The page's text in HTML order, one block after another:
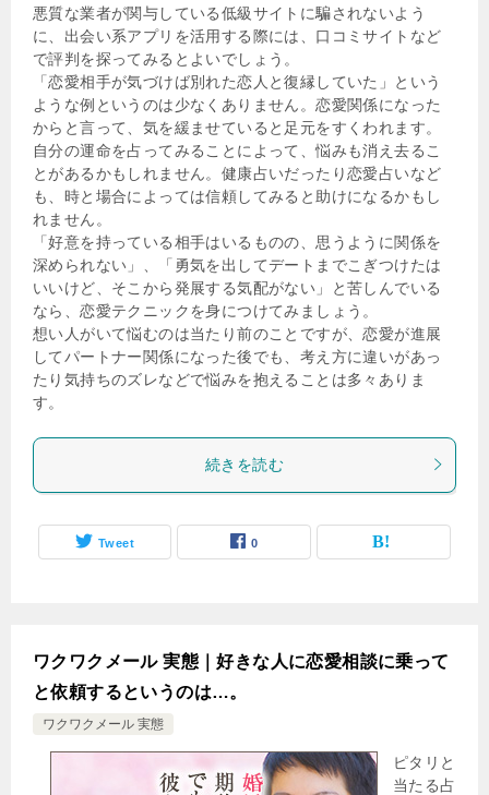
悪質な業者が関与している低級サイトに騙されないよう
に、出会い系アプリを活用する際には、口コミサイトなど
で評判を探ってみるとよいでしょう。
「恋愛相手が気づけば別れた恋人と復縁していた」という
ような例というのは少なくありません。恋愛関係になった
からと言って、気を緩ませていると足元をすくわれます。
自分の運命を占ってみることによって、悩みも消え去るこ
とがあるかもしれません。健康占いだったり恋愛占いなど
も、時と場合によっては信頼してみると助けになるかもし
れません。
「好意を持っている相手はいるものの、思うように関係を
深められない」、「勇気を出してデートまでこぎつけたは
いいけど、そこから発展する気配がない」と苦しんでいる
なら、恋愛テクニックを身につけてみましょう。
想い人がいて悩むのは当たり前のことですが、恋愛が進展
してパートナー関係になった後でも、考え方に違いがあっ
たり気持ちのズレなどで悩みを抱えることは多々ありま
す。
続きを読む
Tweet 0
ワクワクメール 実態｜好きな人に恋愛相談に乗って
と依頼するというのは…。
ワクワクメール 実態
ピタリと
当たる占